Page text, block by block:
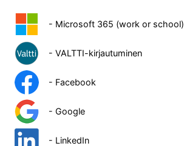
- Microsoft 365 (work or school)
- VALTTI-kirjautuminen
- Facebook
- Google
- LinkedIn